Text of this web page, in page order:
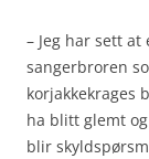
– Jeg har sett
sangerbroren
korjakkekrages
ha blitt glemt
blir